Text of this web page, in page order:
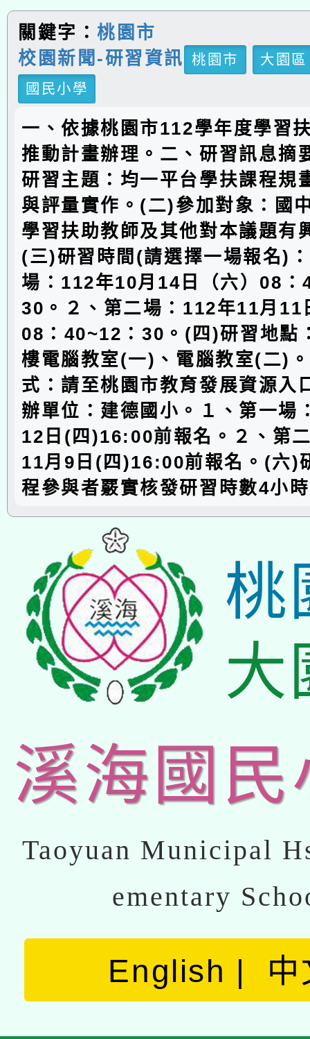
關鍵字：桃園市
校園新聞-研習資訊
桃園市
大園區
國民小學
一、依據桃園市112學年度學習
推動計畫辦理。二、研習訊息摘
研習主題：均一平台學扶課程規
與評量實作。(二)參加對象：國
學習扶助教師及其他對本議題有
(三)研習時間(請選擇一場報名)
場：112年10月14日（六）08：
30。２、第二場：112年11月11
08：40~12：30。(四)研習地點
樓電腦教室(一)、電腦教室(二)
式：請至桃園市教育發展資源入
辦單位：建德國小。１、第一場
12日(四)16:00前報名。２、第
11月9日(四)16:00前報名。(六)
程參與者覈實核發研習時數4小時
桃
大
溪海國民
Taoyuan Municipal
ementary
English 中